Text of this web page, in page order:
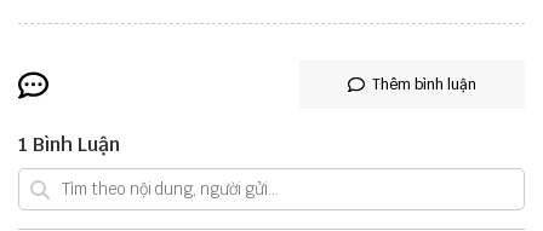
Thêm bình luận
1 Bình Luận